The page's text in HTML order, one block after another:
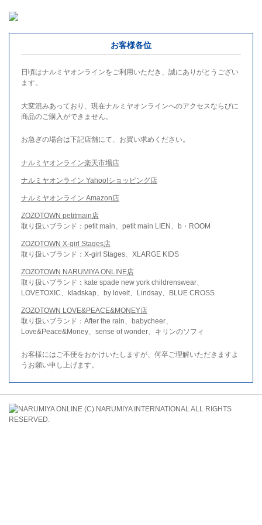
お客様各位
日頃はナルミヤオンラインをご利用いただき、誠にありがとうござい
ます。
大変混みあっており、現在ナルミヤオンラインへのアクセスならびに
商品のご購入ができません。
お急ぎの場合は下記店舗にて、お買い求めください。
ナルミヤオンライン楽天市場店
ナルミヤオンライン Yahoo!ショッピング店
ナルミヤオンライン Amazon店
ZOZOTOWN petitmain店
取り扱いブランド：petit main、petit main LIEN、b・ROOM
ZOZOTOWN X-girl Stages店
取り扱いブランド：X-girl Stages、XLARGE KIDS
ZOZOTOWN NARUMIYA ONLINE店
取り扱いブランド：kate spade new york childrenswear、
LOVETOXIC、kladskap、by loveit、Lindsay、BLUE CROSS
ZOZOTOWN LOVE&PEACE&MONEY店
取り扱いブランド：After the rain、babycheer、
Love&Peace&Money、sense of wonder、キリンのソフィ
お客様にはご不便をおかけいたしますが、何卒ご理解いただきますよ
うお願い申し上げます。